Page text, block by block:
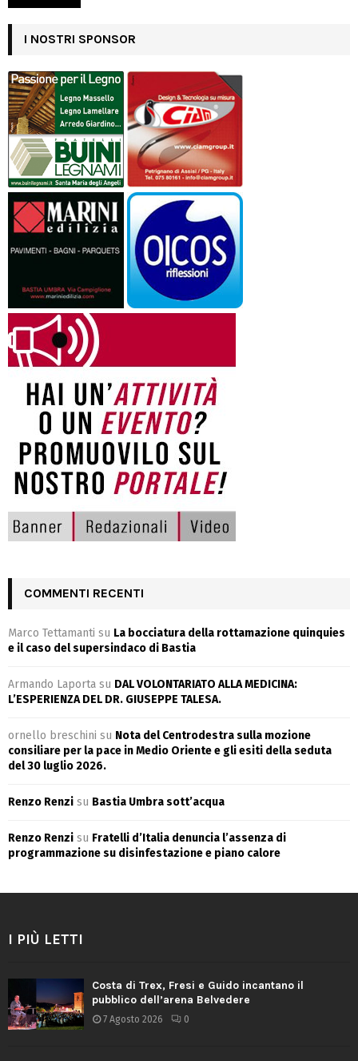
I NOSTRI SPONSOR
COMMENTI RECENTI
Marco Tettamanti su La bocciatura della rottamazione quinquies
e il caso del supersindaco di Bastia
Armando Laporta su DAL VOLONTARIATO ALLA MEDICINA:
L’ESPERIENZA DEL DR. GIUSEPPE TALESA.
ornello breschini su Nota del Centrodestra sulla mozione
consiliare per la pace in Medio Oriente e gli esiti della seduta
del 30 luglio 2026.
Renzo Renzi su Bastia Umbra sott’acqua
Renzo Renzi su Fratelli d’Italia denuncia l’assenza di
programmazione su disinfestazione e piano calore
I PIÙ LETTI
Costa di Trex, Fresi e Guido incantano il
pubblico dell’arena Belvedere
7 Agosto 2026 0